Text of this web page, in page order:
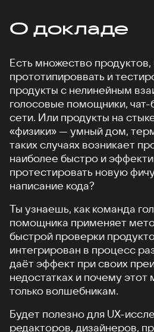
О докладе
Есть множество
прототипироввать и
продукты с нелинейным
голосовые помощники,
сети. Или продукты на
«физики» — умный дом,
таких случаях возникает
наиболее быстро и
протестировать новую
написание кода?
Ты узнаешь, как команда
помощника применяет
быстрой проверки
интегрирован в процесс
даёт эффект при своих
недостатках и почему этот
только волшебникам.
Будет полезно для UX-
редакторов, дизайнеров,